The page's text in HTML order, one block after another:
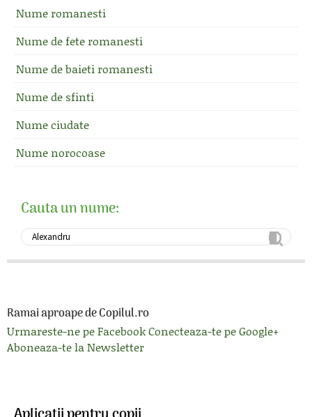
Nume romanesti
Nume de fete romanesti
Nume de baieti romanesti
Nume de sfinti
Nume ciudate
Nume norocoase
Cauta un nume:
Ramai aproape de Copilul.ro
Urmareste-ne pe FacebookConecteaza-te pe Google+
Aboneaza-te la Newsletter